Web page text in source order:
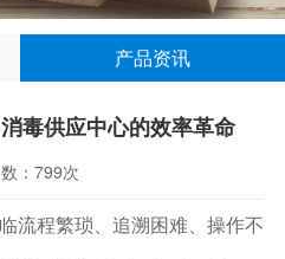
产品资讯
毒供应中心的效率革命​
： 799次
流程繁琐、追溯困难、操作不